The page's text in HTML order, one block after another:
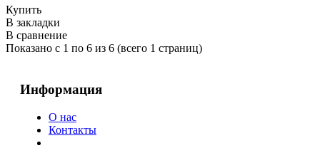
Купить
В закладки
В сравнение
Показано с 1 по 6 из 6 (всего 1 страниц)
Информация
О нас
Контакты